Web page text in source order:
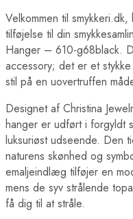
Velkommen til
tilføjelse til din
Hanger – 610-g68black.
accessory; det er et
stil på en uovertruffen
Designet af Christina
hanger er udført i forgyldt
luksuriøst udseende. Den
naturens skønhed og
emaljeindlæg tilføjer en
mens de syv strålende
få dig til at stråle.